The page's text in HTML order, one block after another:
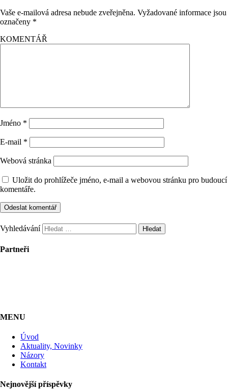
Vaše e-mailová adresa nebude zveřejněna. Vyžadované informace jsou
označeny *
KOMENTÁŘ
Jméno *
E-mail *
Webová stránka
Uložit do prohlížeče jméno, e-mail a webovou stránku pro budoucí
komentáře.
Vyhledávání
Partneři
MENU
Úvod
Aktuality, Novinky
Názory
Kontakt
Nejnovější příspěvky